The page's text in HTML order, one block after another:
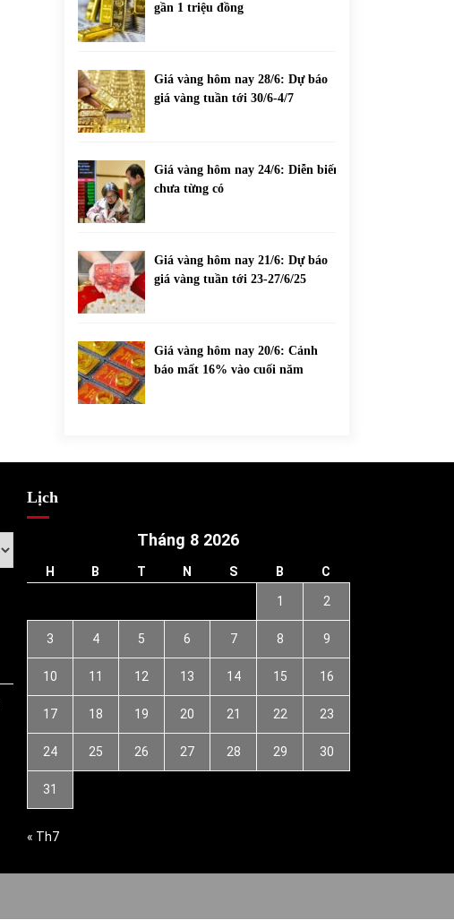
gần 1 triệu đồng
Giá vàng hôm nay 28/6: Dự báo
giá vàng tuần tới 30/6-4/7
Giá vàng hôm nay 24/6: Diễn biến
chưa từng có
Giá vàng hôm nay 21/6: Dự báo
giá vàng tuần tới 23-27/6/25
Giá vàng hôm nay 20/6: Cảnh
báo mất 16% vào cuối năm
Lịch
Tháng 8 2026
H B T N S B C
1 2
3 4 5 6 7 8 9
10 11 12 13 14 15 16
17 18 19 20 21 22 23
24 25 26 27 28 29 30
31
« Th7